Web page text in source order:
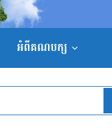
អំពីគណបក្ស